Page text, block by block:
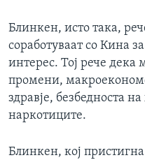
Блинкен, исто така,
соработуваат со Кина
интерес. Тој рече дека
промени,
здравје, безбедноста
наркотиците.
Блинкен, кој